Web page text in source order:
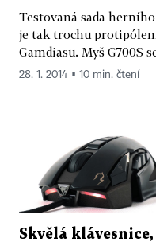
Testovaná sada
je tak trochu
Gamdiasu. Myš G700S
28. 1. 2014 ▪ 10 min. čtení
Skvělá